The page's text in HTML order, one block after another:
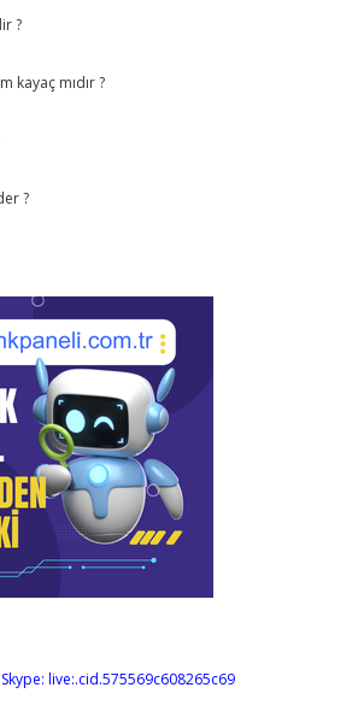
?
kayaç mıdır ?
?
Skype: live:.cid.575569c608265c69